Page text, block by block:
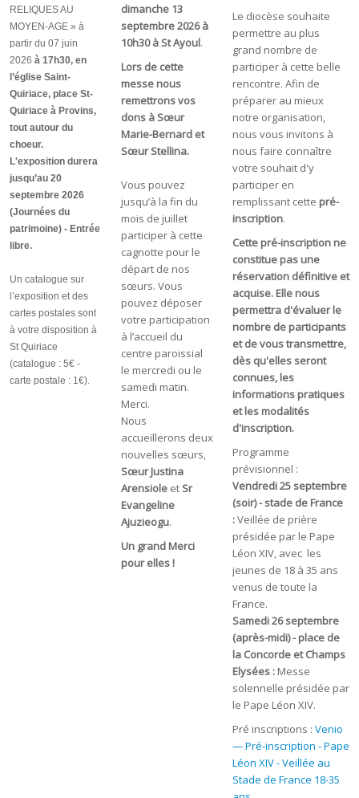
RELIQUES AU
MOYEN-AGE » à
partir du 07 juin
2026 à 17h30, en
l’église Saint-
Quiriace, place St-
Quiriace à Provins,
tout autour du
choeur.
L'exposition durera
jusqu’au 20
septembre 2026
(Journées du
patrimoine) - Entrée
libre.
Un catalogue sur
l’exposition et des
cartes postales sont
à votre disposition à
St Quiriace
(catalogue : 5€ -
carte postale : 1€).
dimanche 13
septembre 2026 à
10h30 à St Ayoul.
Lors de cette
messe nous
remettrons vos
dons à Sœur
Marie-Bernard et
Sœur Stellina.
Vous pouvez
jusqu’à la fin du
mois de juillet
participer à cette
cagnotte pour le
départ de nos
sœurs. Vous
pouvez déposer
votre participation
à l’accueil du
centre paroissial
le mercredi ou le
samedi matin.
Merci.
Nous
accueillerons deux
nouvelles sœurs,
Sœur Justina
Arensiole et Sr
Evangeline
Ajuzieogu.
Un grand Merci
pour elles !
Le diocèse souhaite
permettre au plus
grand nombre de
participer à cette belle
rencontre. Afin de
préparer au mieux
notre organisation,
nous vous invitons à
nous faire connaître
votre souhait d'y
participer en
remplissant cette pré-
inscription.
Cette pré-inscription ne
constitue pas une
réservation définitive et
acquise. Elle nous
permettra d'évaluer le
nombre de participants
et de vous transmettre,
dès qu'elles seront
connues, les
informations pratiques
et les modalités
d'inscription.
Programme
prévisionnel :
Vendredi 25 septembre
(soir) - stade de France
:Veillée de prière
présidée par le Pape
Léon XIV, avec les
jeunes de 18 à 35 ans
venus de toute la
France.
Samedi 26 septembre
(après-midi) - place de
la Concorde et Champs
Elysées : Messe
solennelle présidée par
le Pape Léon XIV.
Pré inscriptions : Venio
— Pré-inscription - Pape
Léon XIV - Veillée au
Stade de France 18-35